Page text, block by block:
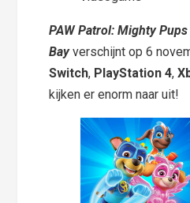
PAW Patrol: Mighty
Bayverschijnt op 6
Switch, PlayStation 4,
kijken er enorm naar uit!